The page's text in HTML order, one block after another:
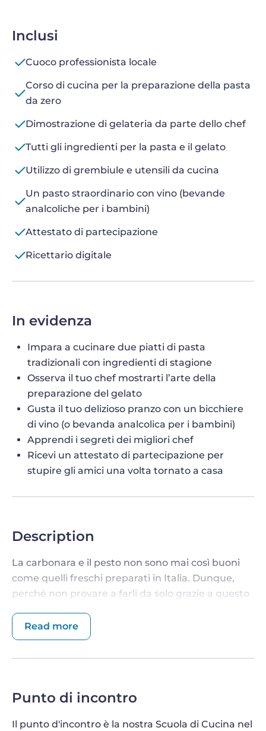
Inclusi
Cuoco professionista locale
Corso di cucina per la preparazione della pasta
da zero
Dimostrazione di gelateria da parte dello chef
Tutti gli ingredienti per la pasta e il gelato
Utilizzo di grembiule e utensili da cucina
Un pasto straordinario con vino (bevande
analcoliche per i bambini)
Attestato di partecipazione
Ricettario digitale
In evidenza
Impara a cucinare due piatti di pasta
tradizionali con ingredienti di stagione
Osserva il tuo chef mostrarti l’arte della
preparazione del gelato
Gusta il tuo delizioso pranzo con un bicchiere
di vino (o bevanda analcolica per i bambini)
Apprendi i segreti dei migliori chef
Ricevi un attestato di partecipazione per
stupire gli amici una volta tornato a casa
Description
La carbonara e il pesto non sono mai così buoni
come quelli freschi preparati in Italia. Dunque,
perché non provare a farli da solo grazie a questo
professionisti locali, in modo da avere la certezza
di imparare dai migliori. Riceverete anche un
ricordo da portare a casa!
SAPERE SUL PIATTO PIÙ FAMOSO D’ITALIA
Pasta è sinonimo di Italia e questo immersivo
Read more
Punto di incontro
Il punto d'incontro è la nostra Scuola di Cucina nel